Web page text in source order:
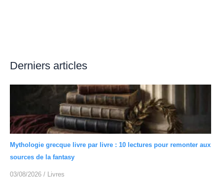
Derniers articles
Mythologie grecque livre par livre : 10 lectures pour remonter aux
sources de la fantasy
03/08/2026 / Livres